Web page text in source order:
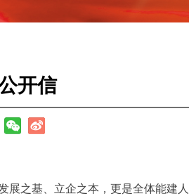
开信
展之基、立企之本，更是全体能建